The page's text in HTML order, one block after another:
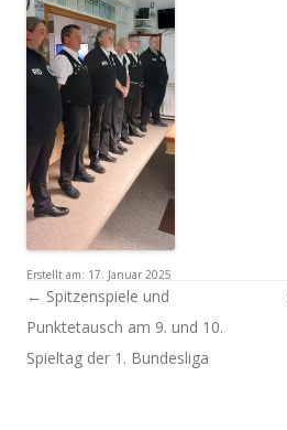
Erstellt am: 17. Januar 2025
Artikel-Navigation
← Spitzenspiele und
Punktetausch am 9. und 10.
Spieltag der 1. Bundesliga